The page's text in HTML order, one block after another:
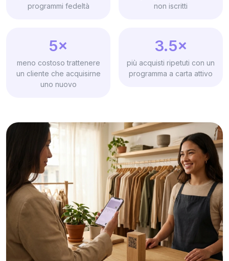
programmi fedeltà
non iscritti
5×
meno costoso trattenere
un cliente che acquisirne
uno nuovo
3.5×
più acquisti ripetuti con un
programma a carta attivo